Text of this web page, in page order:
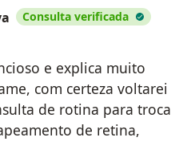
Consulta verificada
e explica muito
com certeza voltarei
de rotina para troca
de retina,